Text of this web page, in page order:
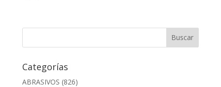
Categorías
ABRASIVOS (826)